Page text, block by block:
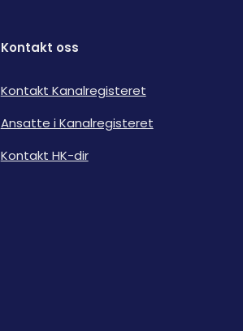
Kontakt oss
Kontakt Kanalregisteret
Ansatte i Kanalregisteret
Kontakt HK-dir